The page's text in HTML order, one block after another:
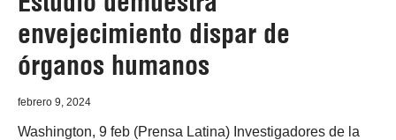
envejecimiento dispar de
órganos humanos
febrero 9, 2024
Washington, 9 feb (Prensa Latina) Investigadores de la